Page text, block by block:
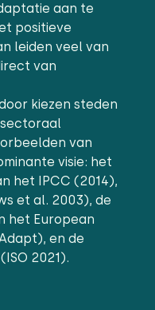
aan te
positieve
leiden veel van
van
kiezen steden
van
visie: het
het IPCC (2014),
et al. 2003), de
het European
en de
2021).